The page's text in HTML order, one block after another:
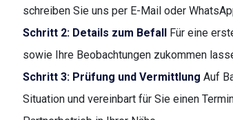
schreiben Sie uns per E-Mail oder
Schritt 2: Details zum Befall Für eine
sowie Ihre Beobachtungen zukommen
Schritt 3: Prüfung und Vermittlung Auf
Situation und vereinbart für Sie einen